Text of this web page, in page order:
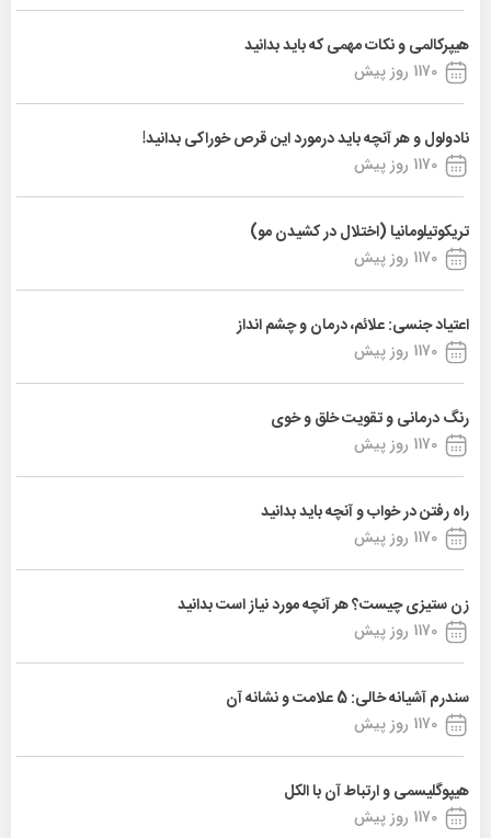
هیپرکالمی و نکات مهمی که باید بدانید
1170 روز پیش
نادولول و هر آنچه باید درمورد این قرص خوراکی بدانید!
1170 روز پیش
تریکوتیلومانیا (اختلال در کشیدن مو)
1170 روز پیش
اعتیاد جنسی: علائم، درمان و چشم انداز
1170 روز پیش
رنگ درمانی و تقویت خلق و خوی
1170 روز پیش
راه رفتن در خواب و آنچه باید بدانید
1170 روز پیش
زن ستیزی چیست؟ هر آنچه مورد نیاز است بدانید
1170 روز پیش
سندرم آشیانه خالی: 5 علامت و نشانه آن
1170 روز پیش
هیپوگلیسمی و ارتباط آن با الکل
1170 روز پیش